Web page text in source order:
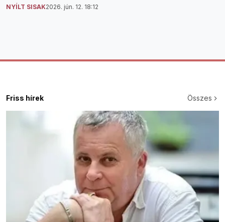
NYÍLT SISAK2026. jún. 12. 18:12
Friss hírek Összes